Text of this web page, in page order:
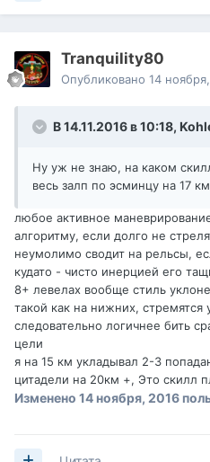
Tranquility80
Опубликовано 14
В 14.11.2016 в 10:18,
Ну уж не знаю, на каком
весь залп по эсминцу на 17
любое активное
алгоритму, если долго не
неумолимо сводит на рельсы,
кудато - чисто инерцией его
8+ левелах вообще стиль
такой как на нижних, стремятся
следовательно логичнее бить
цели
я на 15 км укладывал 2-3
цитадели на 20км +, Это скилл
Изменено 14 ноября, 2016